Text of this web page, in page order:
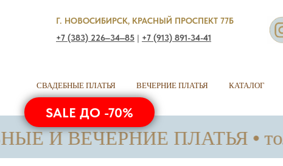
Г. НОВОСИБИРСК, КРАСНЫЙ ПРОСПЕКТ 77Б
+7 (383) 226‒34‒85 | +7 (913) 891-34-41
СВАДЕБНЫЕ ПЛАТЬЯ ВЕЧЕРНИЕ ПЛАТЬЯ КАТАЛОГ
ПЛАТЬЯ • только с
SALE ДО -70%